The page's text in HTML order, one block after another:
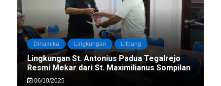
Dinamika Lingkungan Litbang
Lingkungan St. Antonius Padua Tegalrejo
Resmi Mekar dari St. Maximilianus Sompilan
06/10/2025